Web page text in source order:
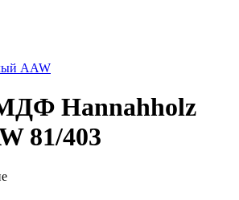
AAW
Hannahholz
81/403